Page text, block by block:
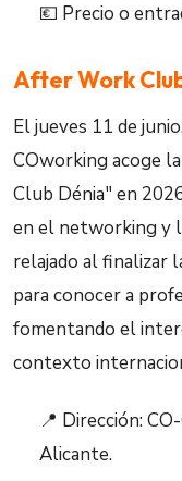
💶 Precio o
After Work
El jueves 11 de
COworking acoge
Club Dénia" en
en el networking y
relajado al finalizar
para conocer a
fomentando el
contexto
📍 Dirección:
Alicante.